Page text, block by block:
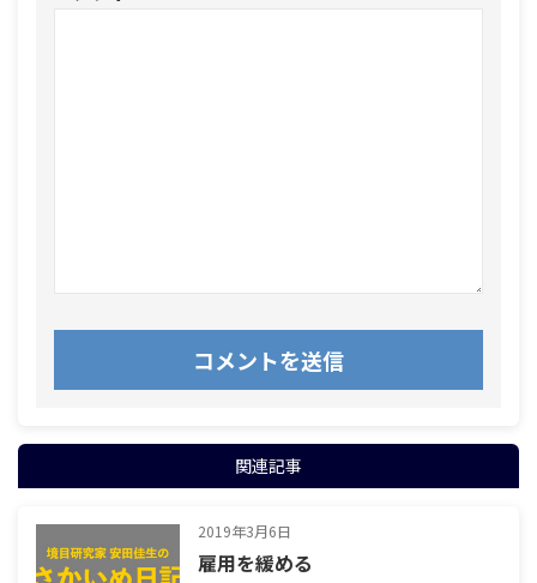
関連記事
2019年3月6日
雇用を緩める